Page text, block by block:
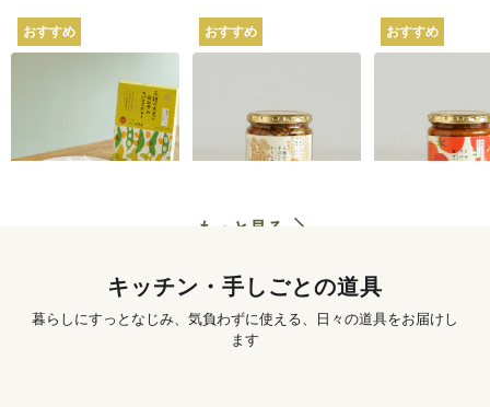
おすすめ
坂ノ途中オリジナル
2種の大豆と白みその
スパイスカレー 180g
620円〜
おすすめ
らし寿司 250g
1,250
おすすめ
ぜごはん 250g
もっと見る
キッチン・手しごとの道具
暮らしにすっとなじみ、気負わずに使える、日々の道具をお届けし
ます